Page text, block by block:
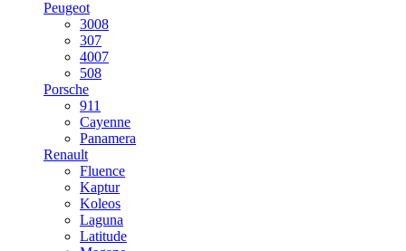
Peugeot
3008
307
4007
508
Porsche
911
Cayenne
Panamera
Renault
Fluence
Kaptur
Koleos
Laguna
Latitude